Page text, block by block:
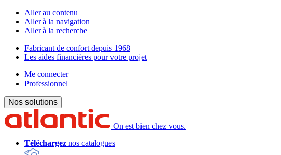
Aller au contenu
Aller à la navigation
Aller à la recherche
Fabricant de confort depuis 1968
Les aides financières pour votre projet
Me connecter
Professionnel
Nos solutions
On est bien chez vous.
Téléchargez nos catalogues